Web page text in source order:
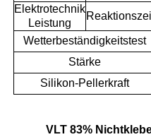
Elektrotechnik
Leistung
Wetterbeständigkeitstest
Stärke
Silikon-Pellerkraft
VLT 83%